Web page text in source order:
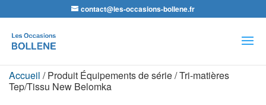
contact@les-occasions-bollene.fr
de
produits
Accueil / Produit Équipements de série / Tri-matières
Tep/Tissu New Belomka